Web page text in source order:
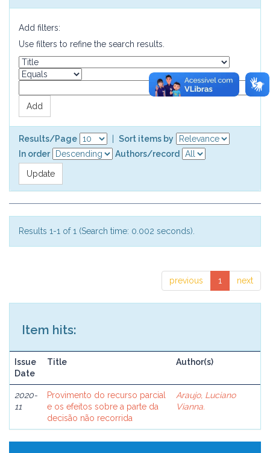
Add filters:
Use filters to refine the search results.
Results/Page
Sort items by
In order
Authors/record
Results 1-1 of 1 (Search time: 0.002 seconds).
previous 1 next
Item hits:
Issue
Date
Title Author(s)
2020-
11
Provimento do recurso parcial
e os efeitos sobre a parte da
decisão não recorrida
Araujo, Luciano
Vianna.